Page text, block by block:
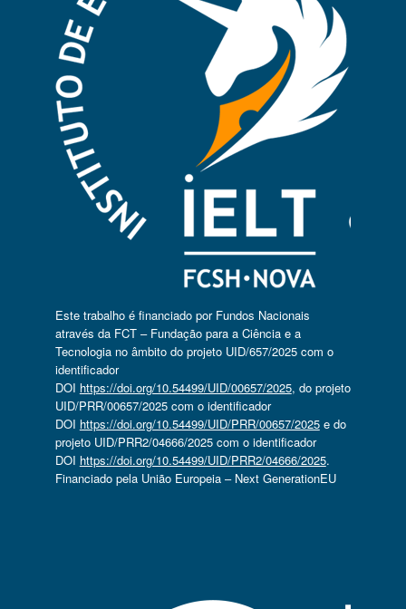
Este trabalho é financiado por Fundos Nacionais
através da FCT – Fundação para a Ciência e a
Tecnologia no âmbito do projeto UID/657/2025 com o
identificador
DOI https://doi.org/10.54499/UID/00657/2025, do projeto
UID/PRR/00657/2025 com o identificador
DOI https://doi.org/10.54499/UID/PRR/00657/2025e do
projeto UID/PRR2/04666/2025 com o identificador
DOI https://doi.org/10.54499/UID/PRR2/04666/2025.
Financiado pela União Europeia – Next GenerationEU